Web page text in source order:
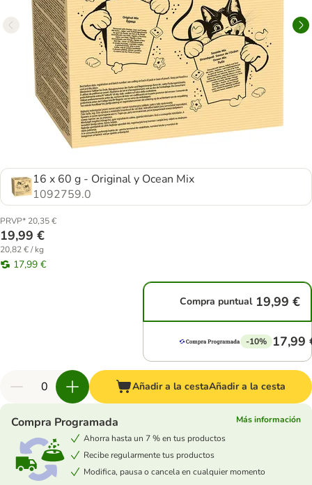
16 x 60 g - Original y Ocean Mix
1092759.0
PRVP* 20,35 €
19,99 €
20,82 € / kg
17,99 €
Compra puntual 19,99 €
-10% 17,99
Añadir a la cestaAñadir a la cesta
Compra Programada
Más información
Ahorra hasta un 7 % en tus productos
Recibe regularmente tus productos
Modifica, pausa o cancela en cualquier momento